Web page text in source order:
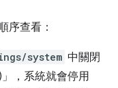
序查看：
system 中關閉
，系統就會停用